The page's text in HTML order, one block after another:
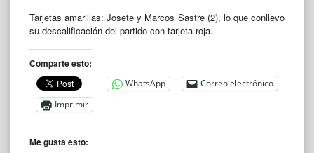
Tarjetas amarillas: Josete y Marcos Sastre (2), lo que conllevo
su descalificación del partido con tarjeta roja.
Comparte esto:
WhatsApp
Correo electrónico
Imprimir
Me gusta esto: